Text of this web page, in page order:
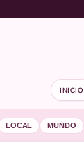
INICIO
LOCAL MUNDO